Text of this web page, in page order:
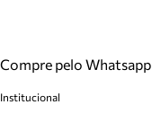
Compre pelo Whatsapp
Institucional